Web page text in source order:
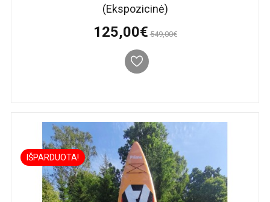
(Ekspozicinė)
125,00€ 549,00€
IŠPARDUOTA!